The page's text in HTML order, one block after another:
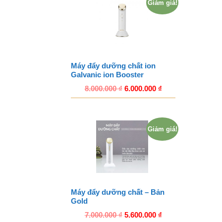
Giảm giá!
Máy đẩy dưỡng chất ion
Galvanic ion Booster
8.000.000₫ 6.000.000 ₫
Giảm giá!
Máy đẩy dưỡng chất – Bản
Gold
7.000.000₫ 5.600.000 ₫